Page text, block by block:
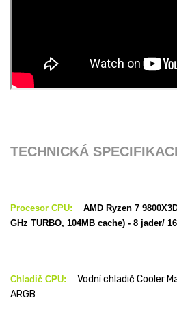
TECHNICKÁ
Procesor CPU:
AMD Ryzen 7
GHz TURBO, 104MB cache) - 8 jader/
Chladič CPU:
Vodní chladič Cooler
ARGB